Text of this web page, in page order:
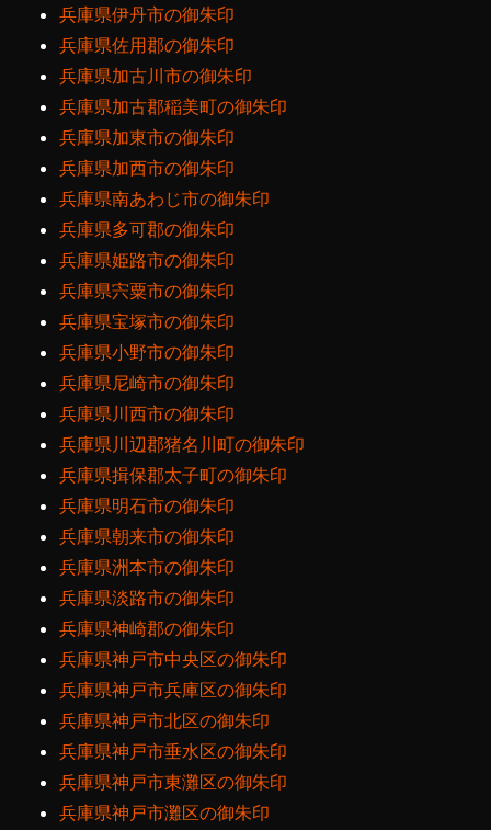
兵庫県伊丹市の御朱印
兵庫県佐用郡の御朱印
兵庫県加古川市の御朱印
兵庫県加古郡稲美町の御朱印
兵庫県加東市の御朱印
兵庫県加西市の御朱印
兵庫県南あわじ市の御朱印
兵庫県多可郡の御朱印
兵庫県姫路市の御朱印
兵庫県宍粟市の御朱印
兵庫県宝塚市の御朱印
兵庫県小野市の御朱印
兵庫県尼崎市の御朱印
兵庫県川西市の御朱印
兵庫県川辺郡猪名川町の御朱印
兵庫県揖保郡太子町の御朱印
兵庫県明石市の御朱印
兵庫県朝来市の御朱印
兵庫県洲本市の御朱印
兵庫県淡路市の御朱印
兵庫県神崎郡の御朱印
兵庫県神戸市中央区の御朱印
兵庫県神戸市兵庫区の御朱印
兵庫県神戸市北区の御朱印
兵庫県神戸市垂水区の御朱印
兵庫県神戸市東灘区の御朱印
兵庫県神戸市灘区の御朱印